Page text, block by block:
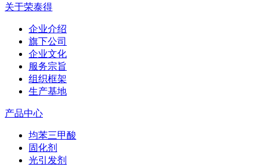
关于荣泰得
企业介绍
旗下公司
企业文化
服务宗旨
组织框架
生产基地
产品中心
均苯三甲酸
固化剂
光引发剂